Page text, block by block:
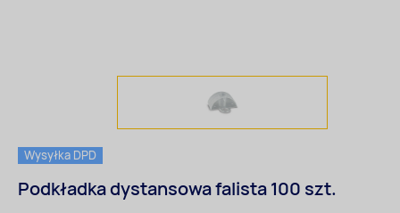
Wysyłka DPD
Podkładka dystansowa falista 100 szt.